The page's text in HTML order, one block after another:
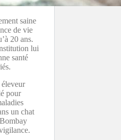
saine
de vie
20 ans.
lui
santé
pour
un chat